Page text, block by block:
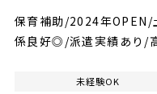
保育補助/2024年OPEN/
係良好◎/派遣実績あり/
未経験OK